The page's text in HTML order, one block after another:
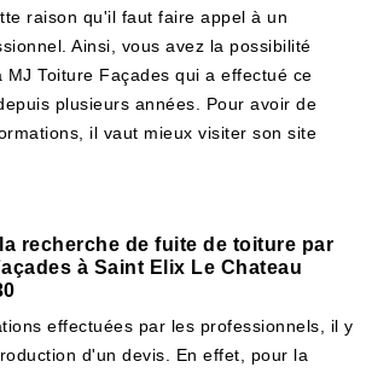
raison qu'il faut faire appel à un
Ainsi, vous avez la possibilité
MJ Toiture Façades qui a effectué ce
plusieurs années. Pour avoir de
il vaut mieux visiter son site
recherche de fuite de toiture par
à Saint Elix Le Chateau
effectuées par les professionnels, il y
d'un devis. En effet, pour la